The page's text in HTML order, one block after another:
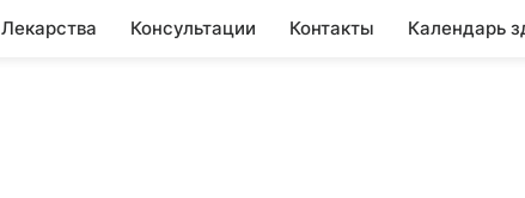
Лекарства Консультации Контакты Календарь